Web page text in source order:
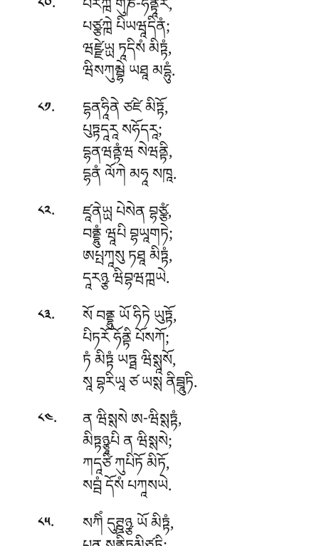
པཙྩཀྑེ པིཡཝཱདིནཾ;
ཝཛྫེཡྻཏཱདིསཾ མིཏྟཾ,
ཝིསཀུམྦྷེ ཡཐཱ མདྷུཾ.
༨༡. དྷནཧཱིནེ ཙཛེ མིཏྟོ,
པུཏྟདཱརཱ སཧོདརཱ;
དྷནཝནྟཾཝ སེཝནྟི,
དྷནཾ ལོཀེ མཧཱ སཁཱ.
༨༢. ཛཱནེཡྻ པེསེན བྷཙྩཾ,
བནྡྷུཾ ཝཱཔི བྷཡཱགཏེ;
ཨཔྤཀཱསུ ཏཐཱ མིཏྟཾ,
དཱརཉྩ ཝིབྷཝཀྑཡེ.
༨༣. སོ བནྡྷུ ཡོ ཧིཏེ ཡུཏྟོ,
པིཏརོ ཧོནྟི པོསཀོ;
ཏཾ མིཏྟཾ ཡཏྠ ཝིསྶཱསོ,
སཱ བྷརིཡཱ ཙ ཡསྶ ནིབྦཱུཏི.
༨༤. ན ཝིསྶསེ ཨ-ཝིསྶཏྟཾ,
མིཏྟཉྩཱཔི ན ཝིསྶསེ;
ཀདཱཙི ཀུཔིཏོ མིཏོ,
སབྦཾ དོསཾ པཀཱསཡེ.
༨༥. སཀིཾ དུཊྛཉྩ ཡོ མིཏྟཾ,